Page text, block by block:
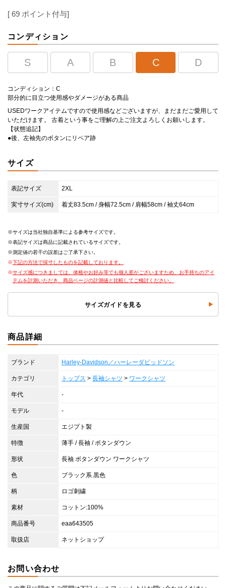
[ 69 ポイント付与]
コンディション
S A B C D
コンディション：C
部分的に目立つ使用感やダメージがある商品
USEDワークアイテムですので使用感などございますが、まだまだご愛用して
いただけます。 古着という事をご理解の上ご注文よろしくお願いします。
【状態追記】
●後、左袖先のボタンにリペア跡
サイズ
表記サイズ 2XL
実寸サイズ(cm) 着丈83.5cm / 身幅72.5cm / 肩幅58cm / 袖丈64cm
サイズは当社独自基準による参考サイズです。
表記サイズは商品に記載されているサイズです。
測定値の若干の誤差はご了承下さい。
下記の方法で採寸したものを記載しております。
サイズ感につきましては、体格やお好み等でも個人差がございますため、お手持ちのアイ
テムを計測いただき、商品ページの計測値と比較してご検討ください。
サイズガイドを見る
商品詳細
ブランド Harley-Davidson／ハーレーダビッドソン
カテゴリ トップス > 長袖シャツ > ワークシャツ
年代 -
モデル -
生産国 エジプト製
特徴 薄手 / 長袖 / ボタンダウン
形状 長袖 ボタンダウン ワークシャツ
色 ブラック系 黒色
柄 ロゴ刺繍
素材 コットン:100%
商品番号 eaa643505
取扱店 ネットショップ
お問い合わせ